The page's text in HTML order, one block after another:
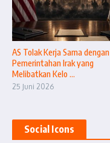
AS Tolak Kerja Sama dengan
Pemerintahan Irak yang
Melibatkan Kelo ...
25 Juni 2026
Social Icons